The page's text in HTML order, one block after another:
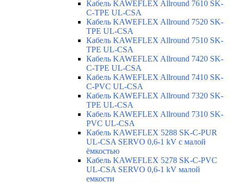
Кабель KAWEFLEX Allround 7610 SK-
C-TPE UL-CSA
Кабель KAWEFLEX Allround 7520 SK-
TPE UL-CSA
Кабель KAWEFLEX Allround 7510 SK-
TPE UL-CSA
Кабель KAWEFLEX Allround 7420 SK-
C-TPE UL-CSA
Кабель KAWEFLEX Allround 7410 SK-
C-PVC UL-CSA
Кабель KAWEFLEX Allround 7320 SK-
TPE UL-CSA
Кабель KAWEFLEX Allround 7310 SK-
PVC UL-CSA
Кабель KAWEFLEX 5288 SK-C-PUR
UL-CSA SERVO 0,6-1 kV с малой
ёмкостью
Кабель KAWEFLEX 5278 SK-C-PVC
UL-CSA SERVO 0,6-1 kV малой
емкости